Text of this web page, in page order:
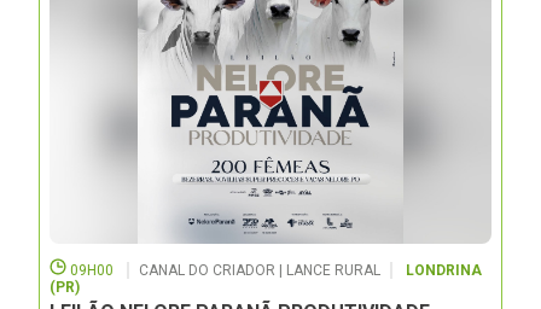
09H00 CANAL DO CRIADOR | LANCE RURAL
LONDRINA
(PR)